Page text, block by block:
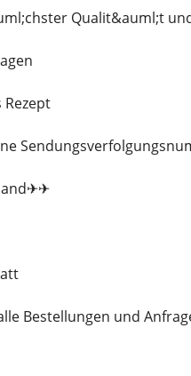
Qualit&auml;t
Bestellungen und